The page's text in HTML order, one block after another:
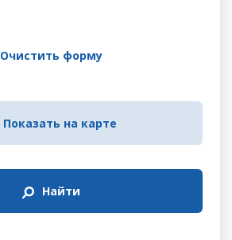
Очистить форму
Показать на карте
Найти